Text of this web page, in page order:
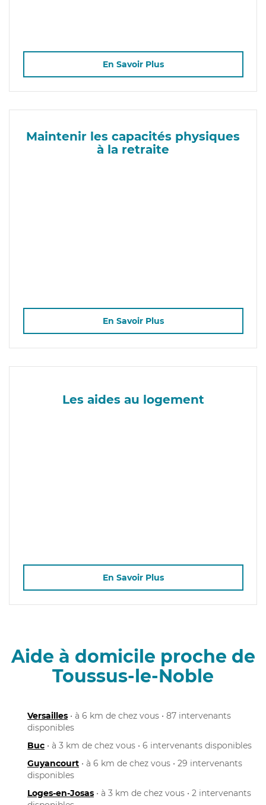
En Savoir Plus
Maintenir les capacités physiques
à la retraite
En Savoir Plus
Les aides au logement
En Savoir Plus
Aide à domicile proche de
Toussus-le-Noble
Versailles • à 6 km de chez vous • 87 intervenants
disponibles
Buc • à 3 km de chez vous • 6 intervenants disponibles
Guyancourt • à 6 km de chez vous • 29 intervenants
disponibles
Loges-en-Josas • à 3 km de chez vous • 2 intervenants